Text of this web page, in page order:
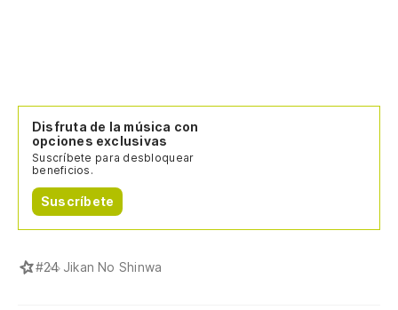
Disfruta de la música con
opciones exclusivas
Suscríbete para desbloquear
beneficios.
Suscríbete
#24 Jikan No Shinwa